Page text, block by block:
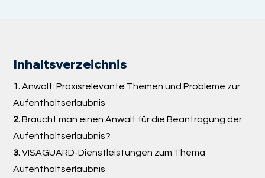
Inhaltsverzeichnis
1.Anwalt: Praxisrelevante Themen und Probleme zur
Aufenthaltserlaubnis
2.Braucht man einen Anwalt für die Beantragung der
Aufenthaltserlaubnis?
3.VISAGUARD-Dienstleistungen zum Thema
Aufenthaltserlaubnis